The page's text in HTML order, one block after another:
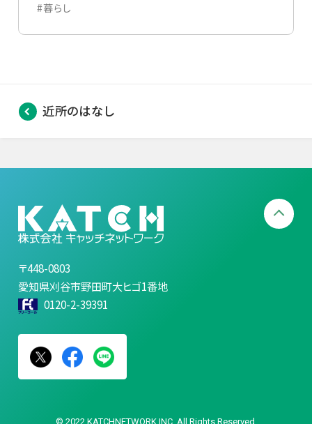
#暮らし
近所のはなし
〒448-0803
愛知県刈谷市野田町大ヒゴ1番地
0120-2-39391
© 2022 KATCHNETWORK INC. All Rights Reserved.